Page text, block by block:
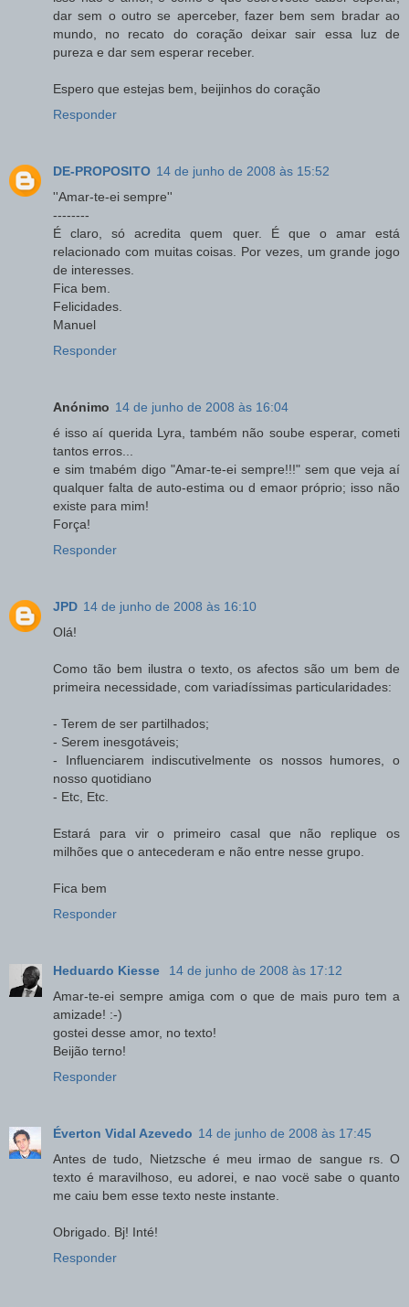
dar sem o outro se aperceber, fazer bem sem bradar ao
mundo, no recato do coração deixar sair essa luz de
pureza e dar sem esperar receber.
Espero que estejas bem, beijinhos do coração
Responder
DE-PROPOSITO 14 de junho de 2008 às 15:52
''Amar-te-ei sempre''
--------
É claro, só acredita quem quer. É que o amar está
relacionado com muitas coisas. Por vezes, um grande jogo
de interesses.
Fica bem.
Felicidades.
Manuel
Responder
Anónimo 14 de junho de 2008 às 16:04
é isso aí querida Lyra, também não soube esperar, cometi
tantos erros...
e sim tmabém digo "Amar-te-ei sempre!!!" sem que veja aí
qualquer falta de auto-estima ou d emaor próprio; isso não
existe para mim!
Força!
Responder
JPD 14 de junho de 2008 às 16:10
Olá!
Como tão bem ilustra o texto, os afectos são um bem de
primeira necessidade, com variadíssimas particularidades:
- Terem de ser partilhados;
- Serem inesgotáveis;
- Influenciarem indiscutivelmente os nossos humores, o
nosso quotidiano
- Etc, Etc.
Estará para vir o primeiro casal que não replique os
milhões que o antecederam e não entre nesse grupo.
Fica bem
Responder
Heduardo Kiesse
14 de junho de 2008 às 17:12
Amar-te-ei sempre amiga com o que de mais puro tem a
amizade! :-)
gostei desse amor, no texto!
Beijão terno!
Responder
Éverton Vidal Azevedo 14 de junho de 2008 às 17:45
Antes de tudo, Nietzsche é meu irmao de sangue rs. O
texto é maravilhoso, eu adorei, e nao vocë sabe o quanto
me caiu bem esse texto neste instante.
Obrigado. Bj! Inté!
Responder